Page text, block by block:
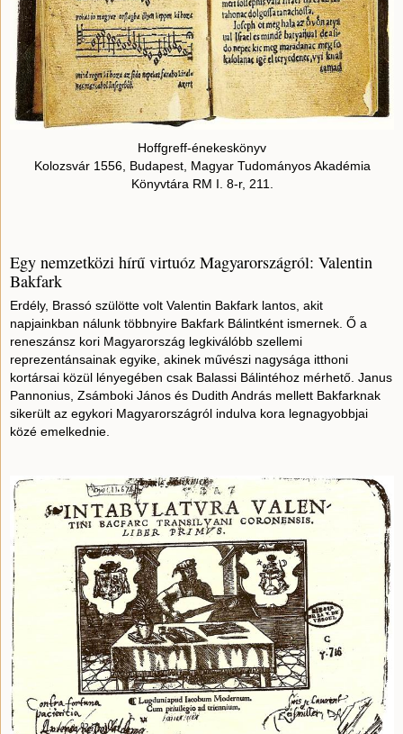
Hoffgreff-énekeskönyv
Kolozsvár 1556, Budapest, Magyar Tudományos Akadémia
Könyvtára RM I. 8-r, 211.
Egy nemzetközi hírű virtuóz Magyarországról: Valentin
Bakfark
Erdély, Brassó szülötte volt Valentin Bakfark lantos, akit
napjainkban nálunk többnyire Bakfark Bálintként ismernek. Ő a
reneszánsz kori Magyarország legkiválóbb szellemi
reprezentánsainak egyike, akinek művészi nagysága itthoni
kortársai közül lényegében csak Balassi Bálintéhoz mérhető. Janus
Pannonius, Zsámboki János és Dudith András mellett Bakfarknak
sikerült az egykori Magyarországról indulva kora legnagyobbjai
közé emelkednie.